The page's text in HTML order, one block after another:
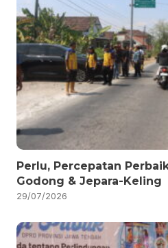
Perlu, Percepatan
Godong & Jepara-Keling
29/07/2026